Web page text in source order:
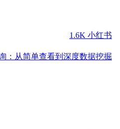
1.6K 小红书
：从简单查看到深度数据挖掘